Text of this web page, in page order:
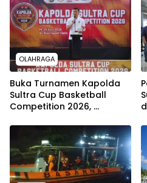
OLAHRAGA
Buka Turnamen Kapolda
Sultra Cup Basketball
Competition 2026,
Lahirkan Bibit Atlet
Berprestasi